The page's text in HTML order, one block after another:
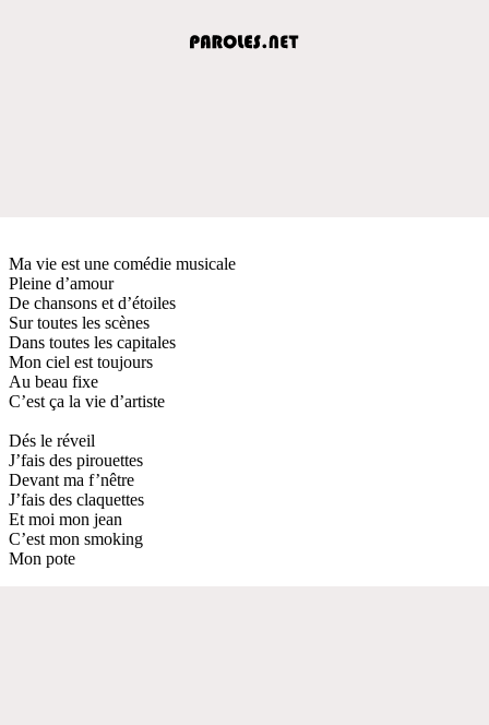
Ma vie est une comédie musicale
Pleine d’amour
De chansons et d’étoiles
Sur toutes les scènes
Dans toutes les capitales
Mon ciel est toujours
Au beau fixe
C’est ça la vie d’artiste
Dés le réveil
J’fais des pirouettes
Devant ma f’nêtre
J’fais des claquettes
Et moi mon jean
C’est mon smoking
Mon pote